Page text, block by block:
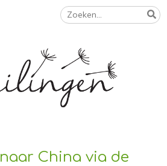
Zoeken
naar:
China via de